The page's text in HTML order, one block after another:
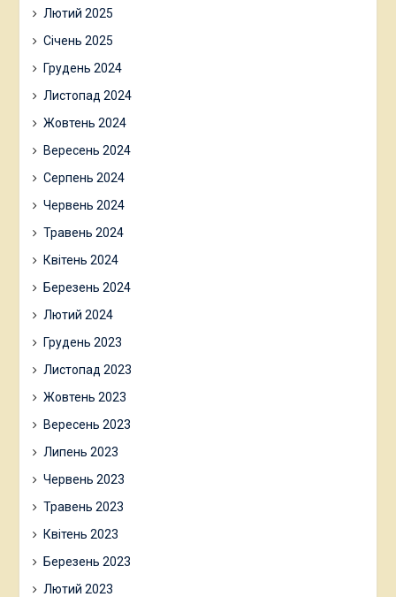
Лютий 2025
Січень 2025
Грудень 2024
Листопад 2024
Жовтень 2024
Вересень 2024
Серпень 2024
Червень 2024
Травень 2024
Квітень 2024
Березень 2024
Лютий 2024
Грудень 2023
Листопад 2023
Жовтень 2023
Вересень 2023
Липень 2023
Червень 2023
Травень 2023
Квітень 2023
Березень 2023
Лютий 2023